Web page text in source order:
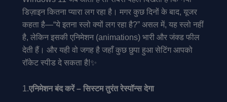
डिज़ाइन कितना प्‍यारा लग रहा है। मगर कुछ दिनों के बाद, यूजर
कहता है—“ये इतना स्लो क्यों लग रहा है?” असल में, यह स्लो नहीं
है, लेकिन इसकी एनिमेशन (animations) भारी और जंक्ड फील
देती हैं। और यही वो जगह है जहाँ कुछ छुपा हुआ सेटिंग आपको
रॉकेट स्पीड दे सकता है!✨
1.एनिमेशन बंद करें – सिस्टम तुरंत रेस्पॉन्स देगा